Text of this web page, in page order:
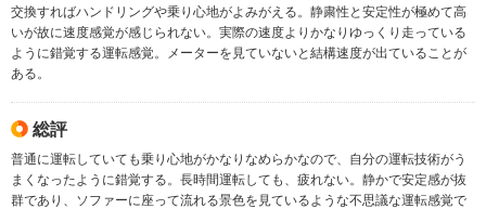
交換すればハンドリングや乗り心地がよみがえる。静粛性と安定性が極めて高
いが故に速度感覚が感じられない。実際の速度よりかなりゆっくり走っている
ように錯覚する運転感覚。メーターを見ていないと結構速度が出ていることが
ある。
総評
普通に運転していても乗り心地がかなりなめらかなので、自分の運転技術がう
まくなったように錯覚する。長時間運転しても、疲れない。静かで安定感が抜
群であり、ソファーに座って流れる景色を見ているような不思議な運転感覚で